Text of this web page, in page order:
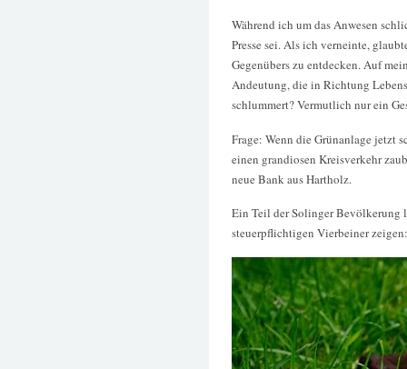
Während ich um das Anwesen
Presse sei. Als ich verneinte,
Gegenübers zu entdecken. Auf
Andeutung, die in Richtung
schlummert? Vermutlich nur ein
Frage: Wenn die Grünanlage jetzt
einen grandiosen Kreisverkehr
neue Bank aus Hartholz.
Ein Teil der Solinger Bevölkerung
steuerpflichtigen Vierbeiner zeigen: